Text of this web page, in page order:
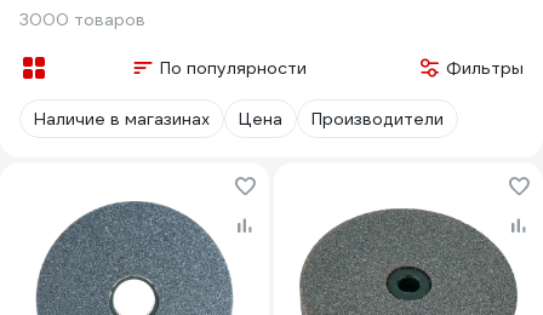
3000 товаров
По популярности Фильтры
Наличие в магазинах Цена Производители